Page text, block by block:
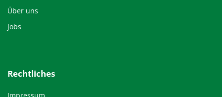
Über uns
Jobs
Rechtliches
Impressum